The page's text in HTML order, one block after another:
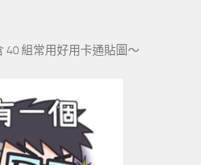
40 組常用好用卡通貼圖～